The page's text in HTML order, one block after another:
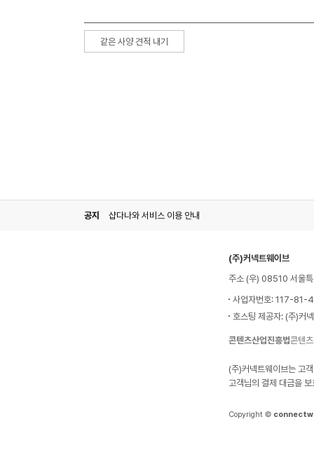
같은 사양 견적 내기
공지 샵다나와 서비스 이용 안내
(주)커넥트웨이브
주소 (우) 08510 서울
사업자번호: 117-81-
호스팅 제공자: (주)커
콘텐츠산업진흥법콘텐
(주)커넥트웨이브는 고
고객님의 결제 대금을
Copyright ©